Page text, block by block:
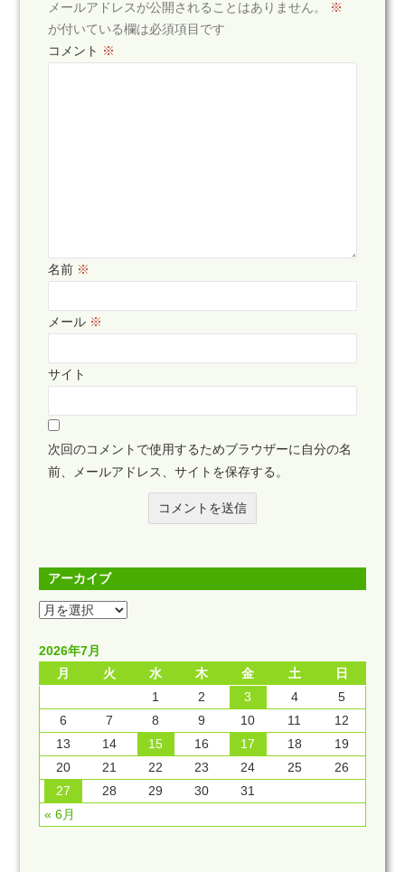
メールアドレスが公開されることはありません。
※
が付いている欄は必須項目です
コメント ※
名前 ※
メール ※
サイト
次回のコメントで使用するためブラウザーに自分の名
前、メールアドレス、サイトを保存する。
アーカイブ
2026年7月
月
火 水 木 金 土 日
« 6月
1 2 3 4
5
6
7 8 9 10 11
12
13
14 15 16 17 18
19
20
21 22 23 24 25
26
27
28 29 30 31